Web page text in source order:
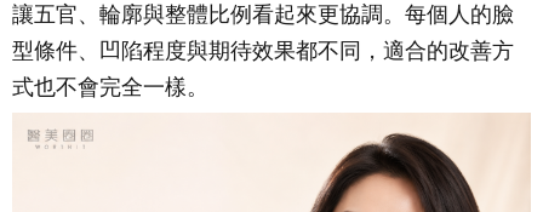
讓五官、輪廓與整體比例看起來更協調。每個人的臉
型條件、凹陷程度與期待效果都不同，適合的改善方
式也不會完全一樣。